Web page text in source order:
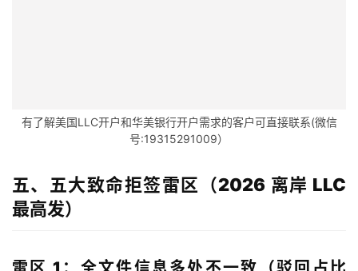
态
伙
伴
专
有了解美国LLC开户和华美银行开户需求的客户可直接联系(微信
号:19315291009）
五、五大致命拒签雷区（2026 离岸 LLC
最高发）